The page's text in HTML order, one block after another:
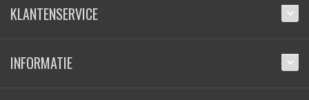
KLANTENSERVICE
INFORMATIE